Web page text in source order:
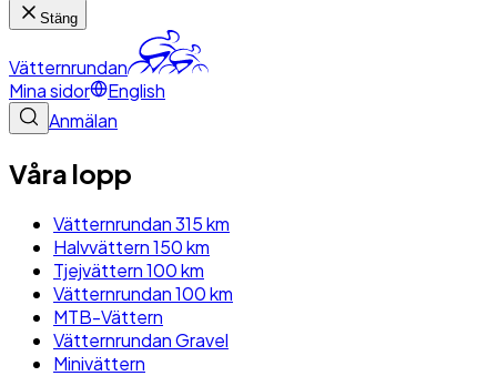
Stäng
Vätternrundan
Mina sidor
English
Anmälan
Våra lopp
Vätternrundan 315 km
Halvvättern 150 km
Tjejvättern 100 km
Vätternrundan 100 km
MTB-Vättern
Vätternrundan Gravel
Minivättern